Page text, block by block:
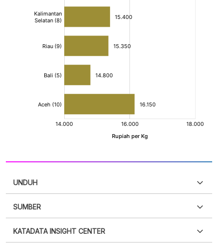
UNDUH
XLS
SUMBER
punya akun?Silakan Daftar sekarang
KATADATA INSIGHT CENTER